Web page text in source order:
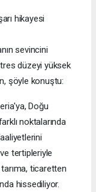
hikayesi
sevincini
düzeyi yüksek
şöyle konuştu:
Doğu
noktalarında
tertipleriyle
ticaretten
hissediliyor.